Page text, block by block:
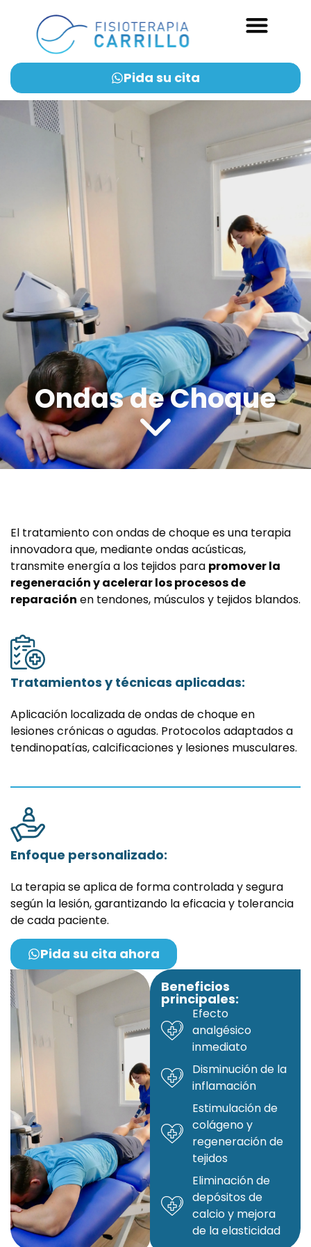
Pida su cita
Ondas de Choque
Beneficios
principales:
Efecto
analgésico
inmediato
Disminución de la
inflamación
Estimulación de
colágeno y
regeneración de
tejidos
Eliminación de
depósitos de
calcio y mejora
de la elasticidad
El tratamiento con ondas de choque es una terapia
innovadora que, mediante ondas acústicas,
transmite energía a los tejidos para promover la
regeneración y acelerar los procesos de
reparación en tendones, músculos y tejidos blandos.
Tratamientos y técnicas aplicadas:
Aplicación localizada de ondas de choque en
lesiones crónicas o agudas. Protocolos adaptados a
tendinopatías, calcificaciones y lesiones musculares.
Enfoque personalizado:
La terapia se aplica de forma controlada y segura
según la lesión, garantizando la eficacia y tolerancia
de cada paciente.
Pida su cita ahora